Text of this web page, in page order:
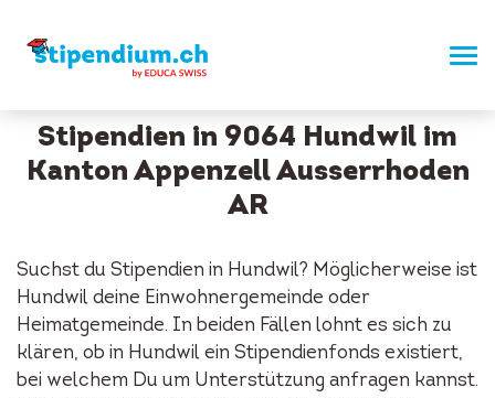
Stipendien in 9064 Hundwil im
Kanton Appenzell Ausserrhoden
AR
Suchst du Stipendien in Hundwil? Möglicherweise ist
Hundwil deine Einwohnergemeinde oder
Heimatgemeinde. In beiden Fällen lohnt es sich zu
klären, ob in Hundwil ein Stipendienfonds existiert,
bei welchem Du um Unterstützung anfragen kannst.